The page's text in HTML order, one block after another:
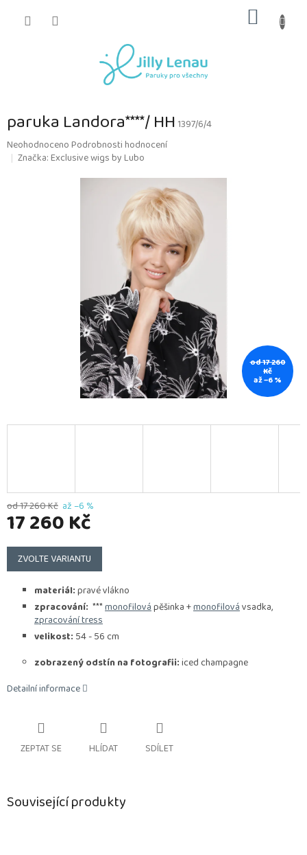
KOŠÍK
paruka Landora****/ HH1397/6/4
Průměrné
hodnocení
NeohodnocenoPodrobnosti hodnocení
Značka:Exclusive wigs by Lubo
od 17 260
Kč
až –6 %
od 17 260 Kč až –6 %
17 260 Kč
Měrná
cena:
ZVOLTE VARIANTU
materiál:pravé vlákno
zpracování: ***monofilovápěšinka +monofilovávsadka,
zpracování tress
velikost: 54 - 56 cm
zobrazený odstín na fotografii:iced champagne
Detailní informace
ZEPTAT SE HLÍDAT SDÍLET
Související produkty